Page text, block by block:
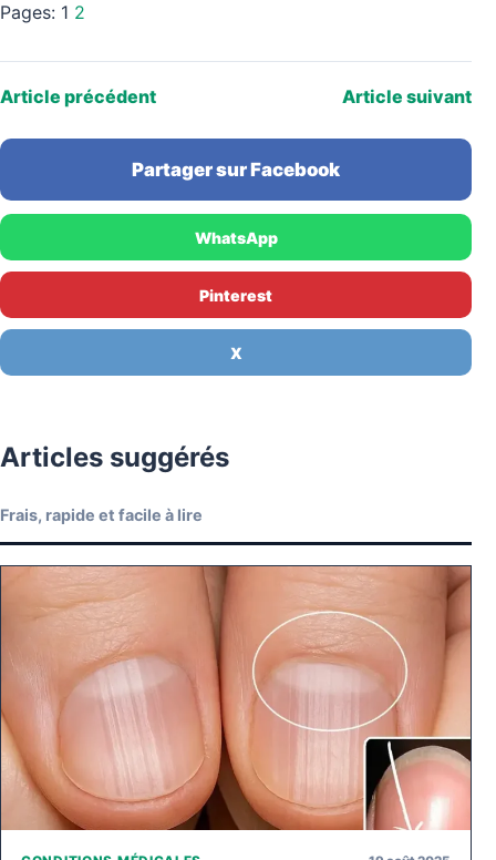
Pages: 1 2
Article précédent Article suivant
Partager sur Facebook
WhatsApp
Pinterest
X
Articles suggérés
Frais, rapide et facile à lire